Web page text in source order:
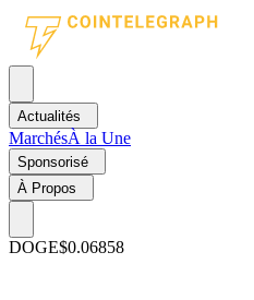
Actualités
MarchésÀ la Une
Sponsorisé
À Propos
DOGE$0.06858